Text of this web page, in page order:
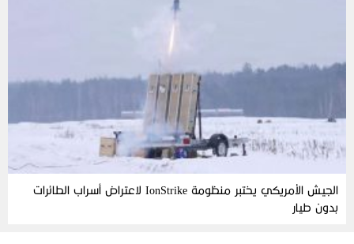
الجيش الأمريكي يختبر منظومة IonStrike لاعتراض أسراب الطائرات
بدون طيار